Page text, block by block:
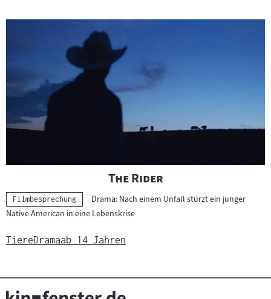
"
The Rider"
Kategorie:
Filmbesprechung
Drama: Nach einem Unfall stürzt ein junger
Native American in eine Lebenskrise
TiereDramaab 14 Jahren